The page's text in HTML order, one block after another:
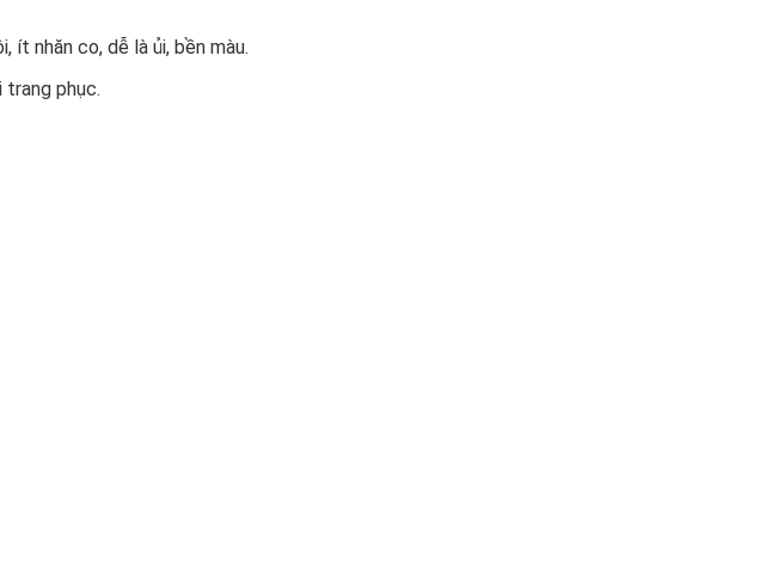
ít nhăn co, dễ là ủi, bền màu.
phục.